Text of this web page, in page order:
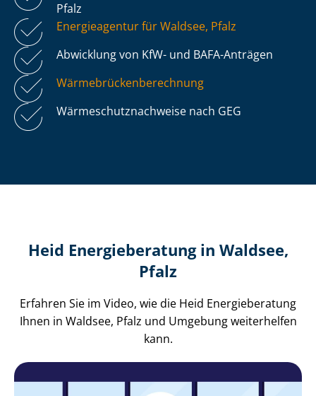
Pfalz
Energieagentur für Waldsee, Pfalz
Abwicklung von KfW- und BAFA-Anträgen
Wär­me­brü­cken­be­rech­nung
Wär­me­schutz­nach­wei­se nach GEG
Heid Energieberatung in Waldsee,
Pfalz
Erfahren Sie im Video, wie die Heid Energieberatung
Ihnen in Waldsee, Pfalz und Umgebung weiterhelfen
kann.